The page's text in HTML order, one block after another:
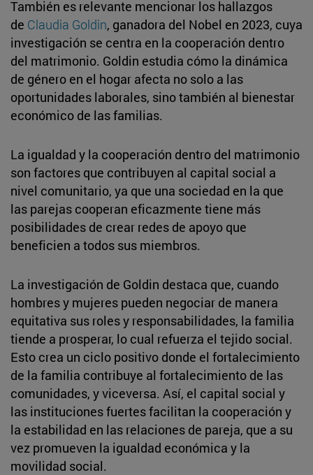
También es relevante mencionar los hallazgos
de Claudia Goldin, ganadora del Nobel en 2023, cuya
investigación se centra en la cooperación dentro
del matrimonio. Goldin estudia cómo la dinámica
de género en el hogar afecta no solo a las
oportunidades laborales, sino también al bienestar
económico de las familias.
La igualdad y la cooperación dentro del matrimonio
son factores que contribuyen al capital social a
nivel comunitario, ya que una sociedad en la que
las parejas cooperan eficazmente tiene más
posibilidades de crear redes de apoyo que
beneficien a todos sus miembros.
La investigación de Goldin destaca que, cuando
hombres y mujeres pueden negociar de manera
equitativa sus roles y responsabilidades, la familia
tiende a prosperar, lo cual refuerza el tejido social.
Esto crea un ciclo positivo donde el fortalecimiento
de la familia contribuye al fortalecimiento de las
comunidades, y viceversa. Así, el capital social y
las instituciones fuertes facilitan la cooperación y
la estabilidad en las relaciones de pareja, que a su
vez promueven la igualdad económica y la
movilidad social.